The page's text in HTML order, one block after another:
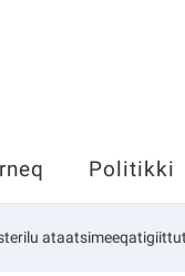
Politikki
ataatsimeeqatigiittut